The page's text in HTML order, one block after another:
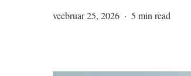
veebruar 25, 2026 5 min read